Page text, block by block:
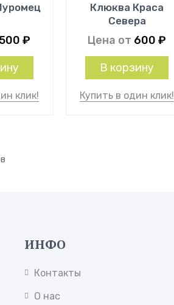
500₽
клик!
Клюква Краса
Севера
Цена от 600₽
В корзину
Купить в один клик!
ИНФО
Контакты
О нас